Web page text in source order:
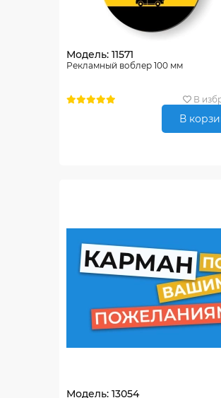
Модель: 11571
Рекламный воблер 100 мм
В
В
Модель: 13054